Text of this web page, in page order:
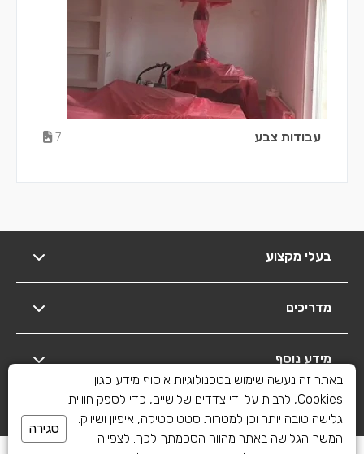
עבודות צבע 7
בעלי מקצוע
מדריכים
מידע נוסף
יצירת קשר
באתר זה נעשה שימוש בטכנולוגיות איסוף מידע כגון
Cookies, לרבות על ידי צדדים שלישיים, כדי לספק חוויית
גלישה טובה יותר וכן למטרות סטטיסטיקה, איפיון ושיווק.
המשך הגלישה באתר מהווה הסכמתך לכך. לצפייה
סגירה